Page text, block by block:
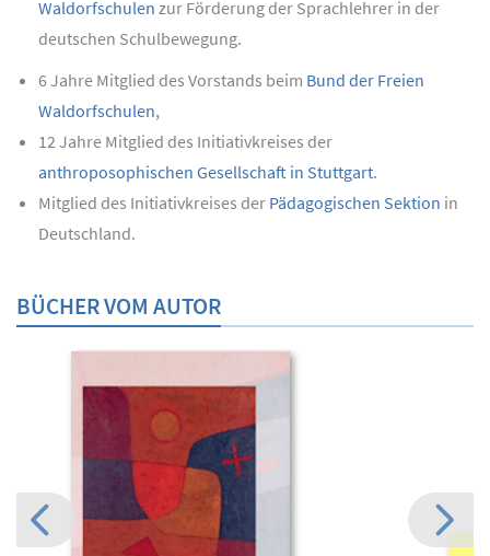
Waldorfschulen zur Förderung der Sprachlehrer in der
deutschen Schulbewegung.
6 Jahre Mitglied des Vorstands beim Bund der Freien
Waldorfschulen,
12 Jahre Mitglied des Initiativkreises der
anthroposophischen Gesellschaft in Stuttgart.
Mitglied des Initiativkreises der Pädagogischen Sektion in
Deutschland.
BÜCHER VOM AUTOR